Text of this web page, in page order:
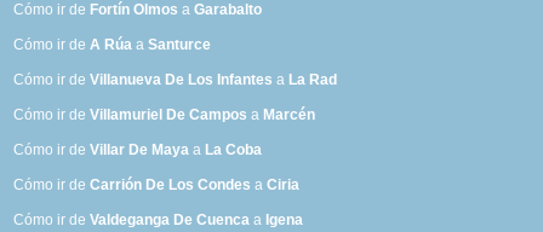
Cómo ir de Fortín Olmos aGarabalto
Cómo ir deA Rúa aSanturce
Cómo ir deVillanueva De Los Infantes a La Rad
Cómo ir deVillamuriel De Campos a Marcén
Cómo ir deVillar De Maya a La Coba
Cómo ir deCarrión De Los Condes aCiria
Cómo ir deValdeganga De Cuenca a Igena